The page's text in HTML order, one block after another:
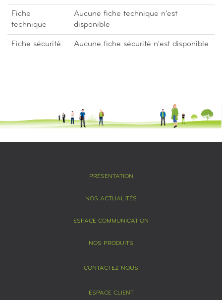
Fiche
technique
Aucune fiche technique n'est
disponible
Fiche sécurité Aucune fiche sécurité n'est disponible
PRÉSENTATION
NOS ACTUALITÉS
ESPACE COMMUNICATION
NOS PRODUITS
CONTACTEZ NOUS
ESPACE CLIENT